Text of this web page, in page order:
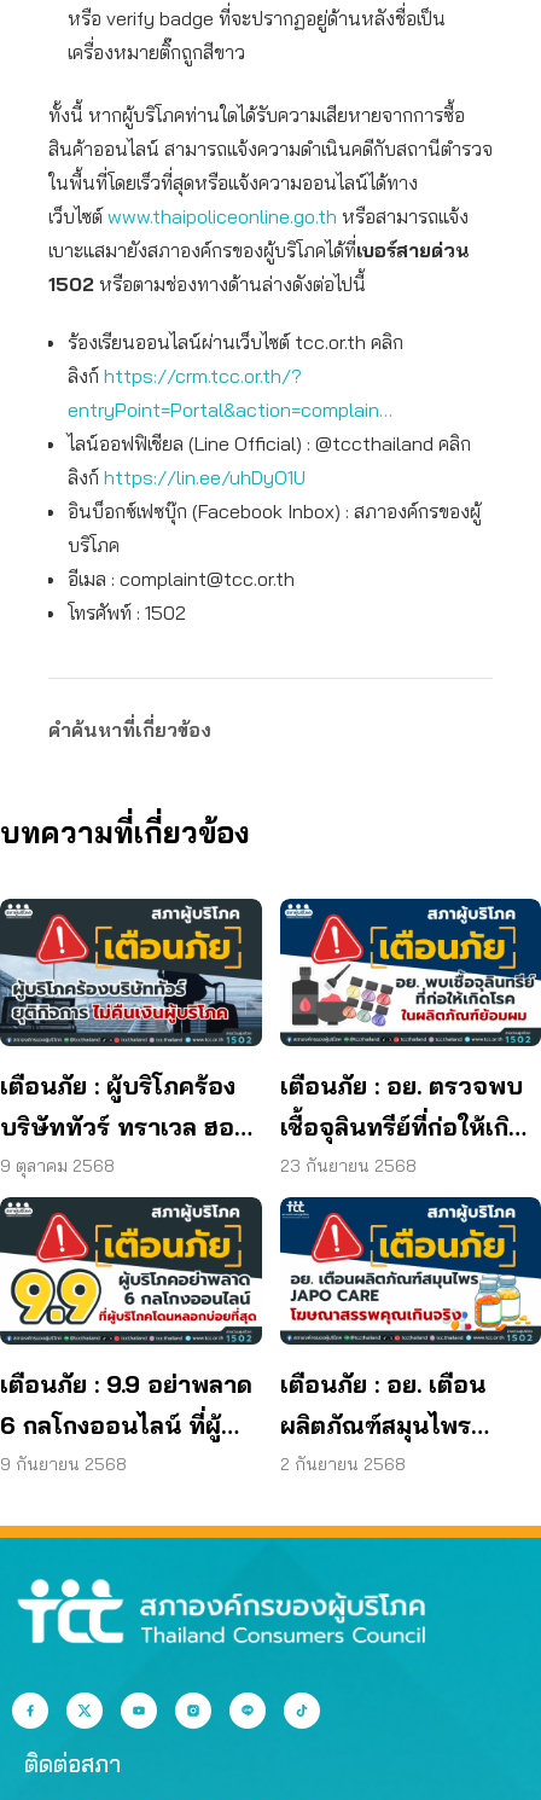
หรือ verify badge ที่จะปรากฏอยู่ด้านหลังชื่อเป็น
เครื่องหมายติ๊กถูกสีขาว
ทั้งนี้ หากผู้บริโภคท่านใดได้รับความเสียหายจากการซื้อ
สินค้าออนไลน์ สามารถแจ้งความดำเนินคดีกับสถานีตำรวจ
ในพื้นที่โดยเร็วที่สุดหรือแจ้งความออนไลน์ได้ทาง
เว็บไซต์ www.thaipoliceonline.go.th หรือสามารถแจ้ง
เบาะแสมายังสภาองค์กรของผู้บริโภคได้ที่เบอร์สายด่วน
1502 หรือตามช่องทางด้านล่างดังต่อไปนี้
ร้องเรียนออนไลน์ผ่านเว็บไซต์ tcc.or.th คลิก
ลิงก์ https://crm.tcc.or.th/?
entryPoint=Portal&action=complain…
ไลน์ออฟฟิเชียล (Line Official) : @tccthailand คลิก
ลิงก์ https://lin.ee/uhDyO1U
อินบ็อกซ์เฟซบุ๊ก (Facebook Inbox) : สภาองค์กรของผู้
บริโภค
อีเมล : complaint@tcc.or.th
โทรศัพท์ : 1502
คำค้นหาที่เกี่ยวข้อง
บทความที่เกี่ยวข้อง
เตือนภัย : ผู้บริโภคร้อง
บริษัททัวร์ ทราเวล ฮอลิ
เดย์ ยุติกิจการ ไม่คืนเงิน
ผู้บริโภค
9 ตุลาคม 2568
เตือนภัย : อย. ตรวจพบ
เชื้อจุลินทรีย์ที่ก่อให้เกิด
โรค และพบแบคทีเรีย
ยีสต์ และรา เกิน
มาตรฐานกำหนด ใน
ผลิตภัณฑ์ย้อมผม
23 กันยายน 2568
เตือนภัย : 9.9 อย่าพลาด
6 กลโกงออนไลน์ ที่ผู้
บริโภคโดนหลอกบ่อย
9 กันยายน 2568
เตือนภัย : อย. เตือน
ผลิตภัณฑ์สมุนไพร
JAPO CARE โฆษณา
2 กันยายน 2568
ติดต่อสภา